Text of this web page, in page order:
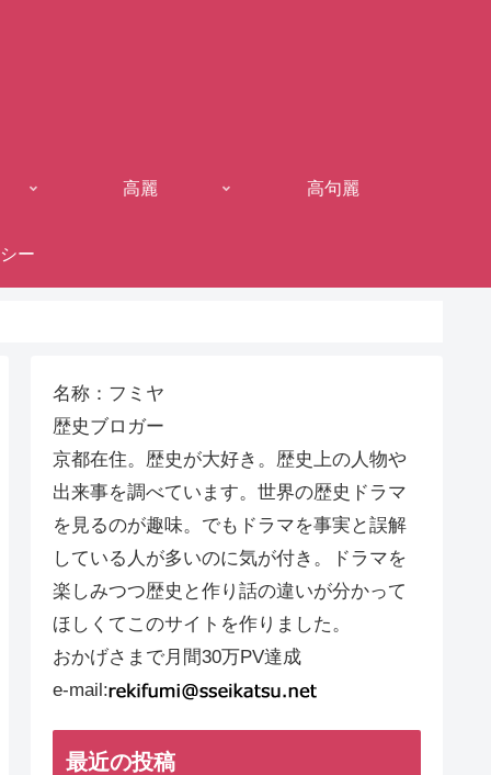
高麗 高句麗
ー
名称：フミヤ
歴史ブロガー
京都在住。歴史が大好き。歴史上の人物や
出来事を調べています。世界の歴史ドラマ
を見るのが趣味。でもドラマを事実と誤解
している人が多いのに気が付き。ドラマを
楽しみつつ歴史と作り話の違いが分かって
ほしくてこのサイトを作りました。
おかげさまで月間30万PV達成
e-mail:
最近の投稿